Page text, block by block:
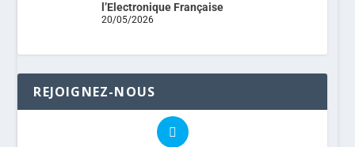
l’Electronique Française
20/05/2026
REJOIGNEZ-NOUS